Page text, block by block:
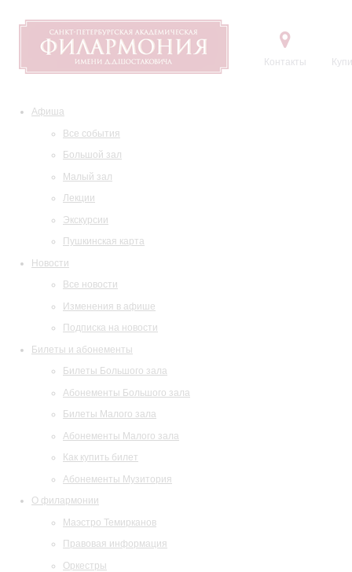
Контакты
Афиша
Все события
Большой зал
Малый зал
Лекции
Экскурсии
Пушкинская карта
Новости
Все новости
Изменения в афише
Подписка на новости
Билеты и абонементы
Билеты Большого зала
Абонементы Большого зала
Билеты Малого зала
Абонементы Малого зала
Как купить билет
Абонементы Музитория
О филармонии
Маэстро Темирканов
Правовая информация
Оркестры